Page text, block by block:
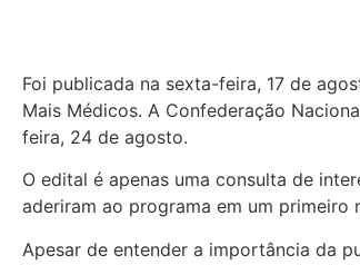
Foi publicada na sexta-feira, 17 de
Mais Médicos. A Confederação
feira, 24 de agosto.
O edital é apenas uma consulta de
aderiram ao programa em um
Apesar de entender a importância da